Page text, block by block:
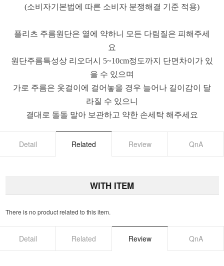
(소비자기본법에 따른 소비자 분쟁해결 기준 적용)
플리츠 주름원단은 열에 약하니 모든 다림질은 피해주세
요
원단주름특성상 리오더시 5~10cm정도까지 단면차이가 있
을 수 있으며
가로 주름은 옷걸이에 걸어놓을 경우 늘어나 길이감이 달
라질 수 있으니
결대로 돌돌 말아 보관하고 약한 손세탁 해주세요
Detail Related Review QnA
WITH ITEM
There is no product related to this item.
Detail Related Review QnA